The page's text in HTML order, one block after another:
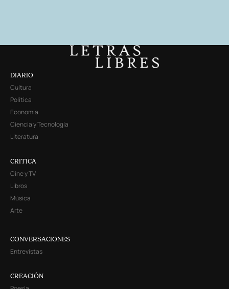
DIARIO
Cultura
Política
Economía
Ciencia y Tecnología
Literatura
CRITICA
Cine y TV
Libros
Música
Arte
CONVERSACIONES
Entrevistas
CREACIÓN